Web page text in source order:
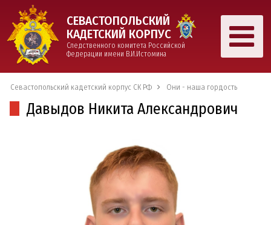
СЕВАСТОПОЛЬСКИЙ
КАДЕТСКИЙ КОРПУС
Следственного комитета Российской
Федерации имени В.И.Истомина
Севастопольский кадетский корпус СК РФ Они - наша гордость
Давыдов Никита Александрович